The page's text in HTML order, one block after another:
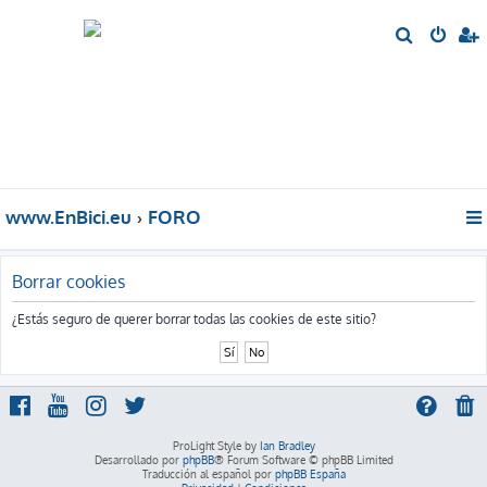
www.EnBici.eu FORO
Borrar cookies
¿Estás seguro de querer borrar todas las cookies de este sitio?
ProLight Style by Ian Bradley
Desarrollado por phpBB® Forum Software © phpBB Limited
Traducción al español por phpBB España